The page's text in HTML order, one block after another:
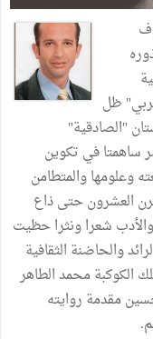
ظل
"الصادقية"
ساهمتا في تكوين
وعلومها والمتطامن
العشرون حتى ذاع
شعرا ونثرا حظيت
والحاضنة الثقافية
الكوكبة محمد الطاهر
مقدمة روايته